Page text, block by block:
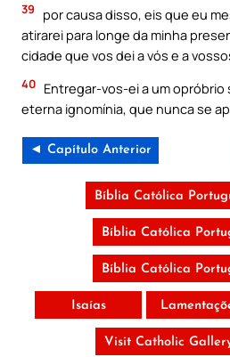
39
por causa disso, eis que eu
atirarei para longe da minha
cidade que vos dei a vós e a
40 Entregar-vos-ei a um opróbrio
eterna ignomínia, que nunca se
◄ Capítulo Anterior
Bíblia Católica
Bíblia Católica
Bíblia Católica
Isaías
Visit Catholic